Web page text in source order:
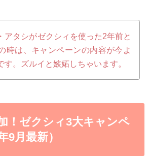
アタシがゼクシィを使った2年前と
時は、キャンペーンの内容が今よ
す。ズルイと嫉妬しちゃいます。
！ゼクシィ3大キャンペ
9月最新）